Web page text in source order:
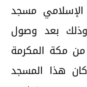
مسجد
وذلك بعد وصول
مكة المكرمة
هذا المسجد